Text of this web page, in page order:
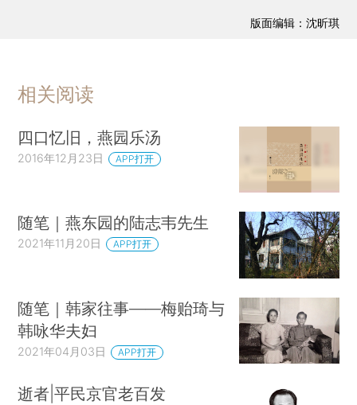
版面编辑：沈昕琪
相关阅读
四口忆旧，燕园乐汤
2016年12月23日 APP打开
随笔｜燕东园的陆志韦先生
2021年11月20日 APP打开
随笔｜韩家往事——梅贻琦与
韩咏华夫妇
2021年04月03日 APP打开
逝者|平民京官老百发